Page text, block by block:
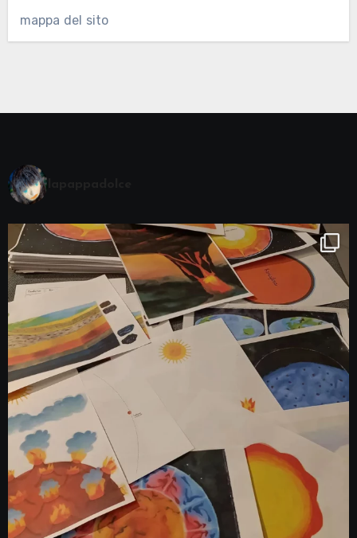
mappa del sito